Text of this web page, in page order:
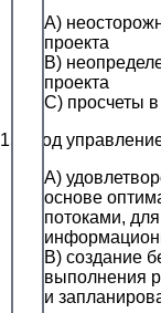
A)
проекта
B)
проекта
C) просчеты в
15. Под
A)
основе
потоками,
B) создание
выполнения
и